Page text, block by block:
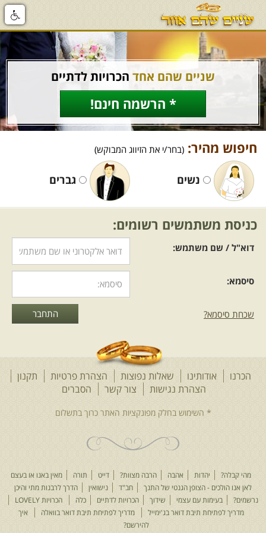
שניים שהם אחד הכרויות לדתיים
* הרשמה חינם!
חיפוש מהיר: (בחר/י את הזיווג המבוקש)
נשים גברים
כניסת משתמשים רשומים:
דוא"ל / שם משתמש:
סיסמא:
שכחת סיסמא?
הכרנו אודותינו שאלות נפוצות הצהרת פרטיות
תקנון
הצהרת נגישות
צור קשר הסברים
מהי קבלה? יהדות אהבה הרבה מצוות? דייט תורה
מאין באנו או בעצם
לאן אנו הולכים - הצופן הגנטי של התנך
חב"ד נישואין
הדרך לרבנות מתי והיכן
נרשמים?
בעימות עם עצמי שידוך הכרויות לדתיים כלה
הכרויות LOVELY
מדריך לפתיחת תיבת דואר בג'ימייל
מדריך לפתיחת תיבת דואר בוואלה
איך
להירשם?